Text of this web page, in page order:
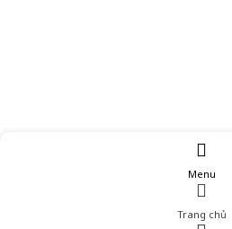
Menu
Trang chủ